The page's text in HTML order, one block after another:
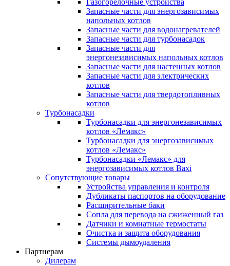
Газогорелочные устройства
Запасные части для энергозависимых
напольных котлов
Запасные части для водонагревателей
Запасные части для турбонасадок
Запасные части для
энергонезависимых напольных котлов
Запасные части для настенных котлов
Запасные части для электрических
котлов
Запасные части для твердотопливных
котлов
Турбонасадки
Турбонасадки для энергонезависимых
котлов «Лемакс»
Турбонасадки для энергозависимых
котлов «Лемакс»
Турбонасадки «Лемакс» для
энергозависимых котлов Baxi
Сопутствующие товары
Устройства управления и контроля
Дубликаты паспортов на оборудование
Расширительные баки
Сопла для перевода на сжиженный газ
Датчики и комнатные термостаты
Очистка и защита оборудования
Системы дымоудаления
Партнерам
Дилерам